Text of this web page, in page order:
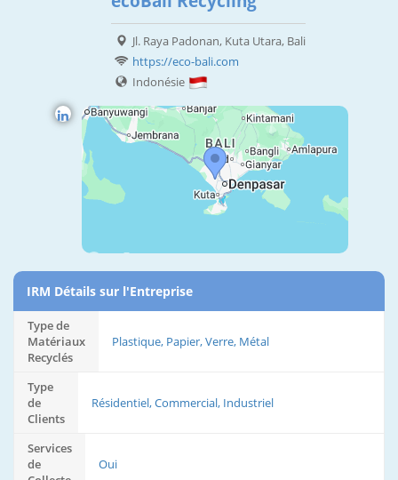
Jl. Raya Padonan, Kuta Utara, Bali
https://eco-bali.com
Indonésie
IRM Détails sur l'Entreprise
Type de
Matériaux
Recyclés
Plastique, Papier, Verre, Métal
Type
de
Clients
Résidentiel, Commercial, Industriel
Services
de
Oui